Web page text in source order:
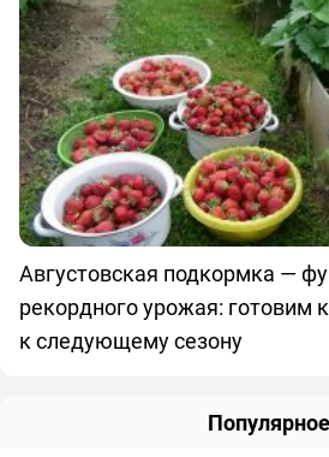
Августовская подкормка —
рекордного урожая: готовим
к следующему сезону
Популярное